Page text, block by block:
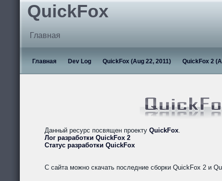
QuickFox
Главная
Главная Dev Log QuickFox (Aug 22, 2011) QuickFox 2
Данный ресурс посвящен проекту QuickFox.
Лог разработки QuickFox 2
Статус разработки QuickFox
С сайта можно скачать последние сборки QuickFox 2 и